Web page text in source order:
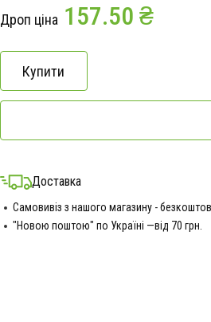
Дроп ціна 157.50 ₴
Купити
Доставка
Самовивіз з нашого магазину -
"Новою поштою" по Україні —від 70 грн.